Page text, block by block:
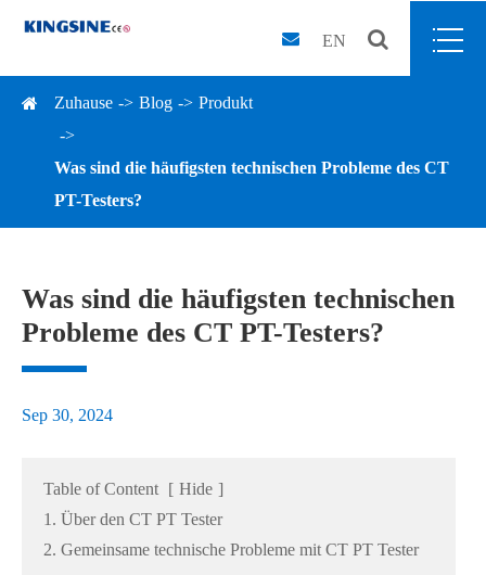
EN
Zuhause Blog Produkt
Was sind die häufigsten technischen Probleme des CT
PT-Testers?
Was sind die häufigsten technischen
Probleme des CT PT-Testers?
Sep 30, 2024
Table of Content [ Hide ]
1. Über den CT PT Tester
2. Gemeinsame technische Probleme mit CT PT Tester